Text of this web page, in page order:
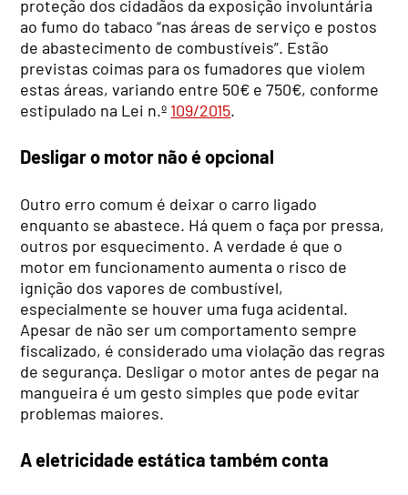
proteção dos cidadãos da exposição involuntária
ao fumo do tabaco “nas áreas de serviço e postos
de abastecimento de combustíveis”. Estão
previstas coimas para os fumadores que violem
estas áreas, variando entre 50€ e 750€, conforme
estipulado na Lei n.º 109/2015.
Desligar o motor não é opcional
Outro erro comum é deixar o carro ligado
enquanto se abastece. Há quem o faça por pressa,
outros por esquecimento. A verdade é que o
motor em funcionamento aumenta o risco de
ignição dos vapores de combustível,
especialmente se houver uma fuga acidental.
Apesar de não ser um comportamento sempre
fiscalizado, é considerado uma violação das regras
de segurança. Desligar o motor antes de pegar na
mangueira é um gesto simples que pode evitar
problemas maiores.
A eletricidade estática também conta